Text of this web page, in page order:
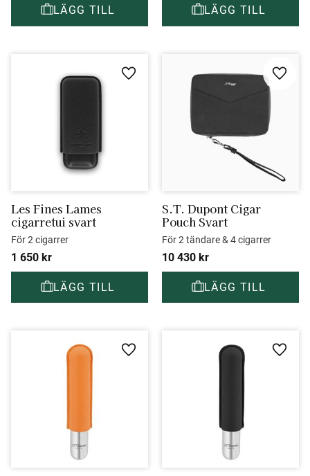
Les Fines Lames
cigarretui svart
För 2 cigarrer
1 650 kr
Lägg till i favoriter
S.T. Dupont Cigar
Pouch Svart
För 2 tändare & 4 cigarrer
10 430 kr
Lägg
Lägg till i favoriter Lägg